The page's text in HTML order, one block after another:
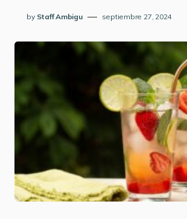
by Staff Ambigu septiembre 27, 2024